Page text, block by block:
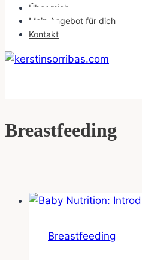
Über mich
Mein Angebot für dich
Kontakt
Breastfeeding
Breastfeeding